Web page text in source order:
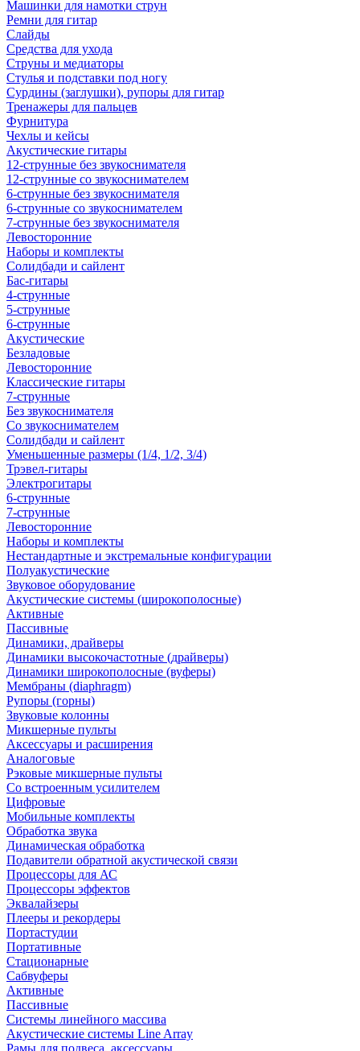
Машинки для намотки струн
Ремни для гитар
Слайды
Средства для ухода
Струны и медиаторы
Стулья и подставки под ногу
Сурдины (заглушки), рупоры для гитар
Тренажеры для пальцев
Фурнитура
Чехлы и кейсы
Акустические гитары
12-струнные без звукоснимателя
12-струнные со звукоснимателем
6-струнные без звукоснимателя
6-струнные со звукоснимателем
7-струнные без звукоснимателя
Левосторонние
Наборы и комплекты
Солидбади и сайлент
Бас-гитары
4-струнные
5-струнные
6-струнные
Акустические
Безладовые
Левосторонние
Классические гитары
7-струнные
Без звукоснимателя
Со звукоснимателем
Солидбади и сайлент
Уменьшенные размеры (1/4, 1/2, 3/4)
Трэвел-гитары
Электрогитары
6-струнные
7-струнные
Левосторонние
Наборы и комплекты
Нестандартные и экстремальные конфигурации
Полуакустические
Звуковое оборудование
Акустические системы (широкополосные)
Активные
Пассивные
Динамики, драйверы
Динамики высокочастотные (драйверы)
Динамики широкополосные (вуферы)
Мембраны (diaphragm)
Рупоры (горны)
Звуковые колонны
Микшерные пульты
Аксессуары и расширения
Аналоговые
Рэковые микшерные пульты
Со встроенным усилителем
Цифровые
Мобильные комплекты
Обработка звука
Динамическая обработка
Подавители обратной акустической связи
Процессоры для АС
Процессоры эффектов
Эквалайзеры
Плееры и рекордеры
Портастудии
Портативные
Стационарные
Сабвуферы
Активные
Пассивные
Системы линейного массива
Акустические системы Line Array
Рамы для подвеса, аксессуары